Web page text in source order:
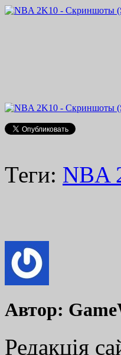
Теги: NBA
Автор:
Редакція